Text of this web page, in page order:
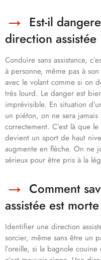
Est-il
direction assistée
Conduire sans assistance,
à personne, même pas à
avec le volant comme si on
très lourd. Le danger est
imprévisible. En situation
un piéton, on ne sera
correctement. C’est là que
devient un sport de haut
augmente en flèche. On ne
sérieux pour être pris à la
Comment
assistée est
Identifier une direction
sorcier, même sans être un
l’oreille, si la bagnole